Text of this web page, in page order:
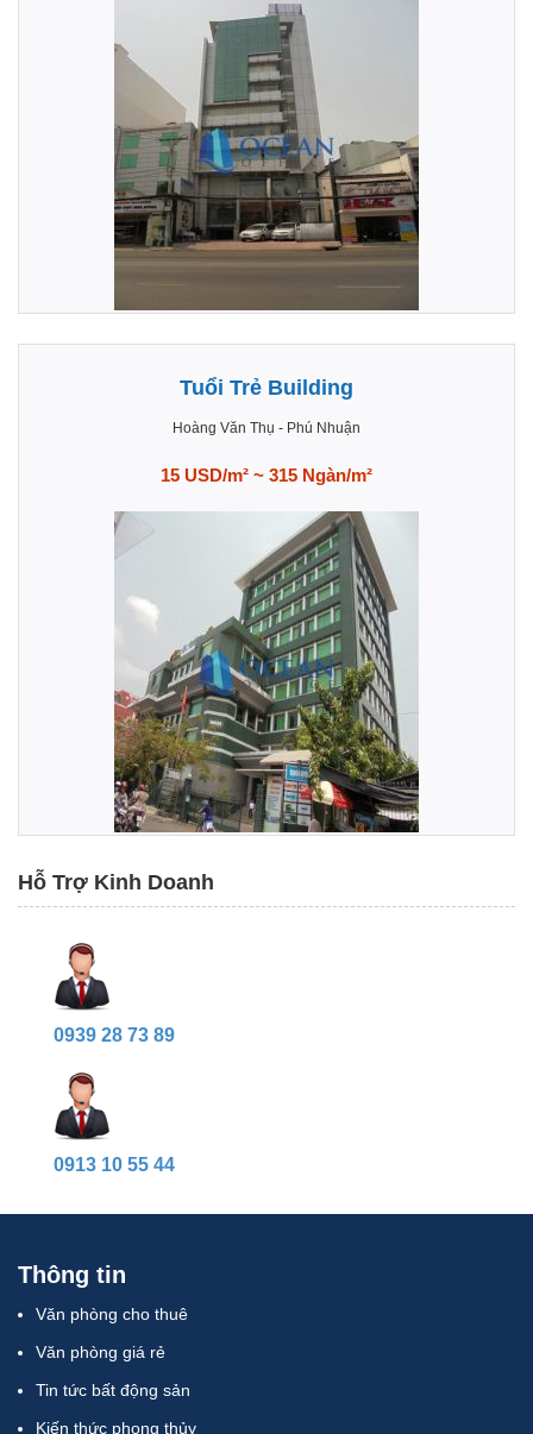
Tuổi Trẻ Building
Hoàng Văn Thụ - Phú Nhuận
15 USD/m² ~ 315 Ngàn/m²
Hỗ Trợ Kinh Doanh
0939 28 73 89
0913 10 55 44
Thông tin
Văn phòng cho thuê
Văn phòng giá rẻ
Tin tức bất động sản
Kiến thức phong thủy